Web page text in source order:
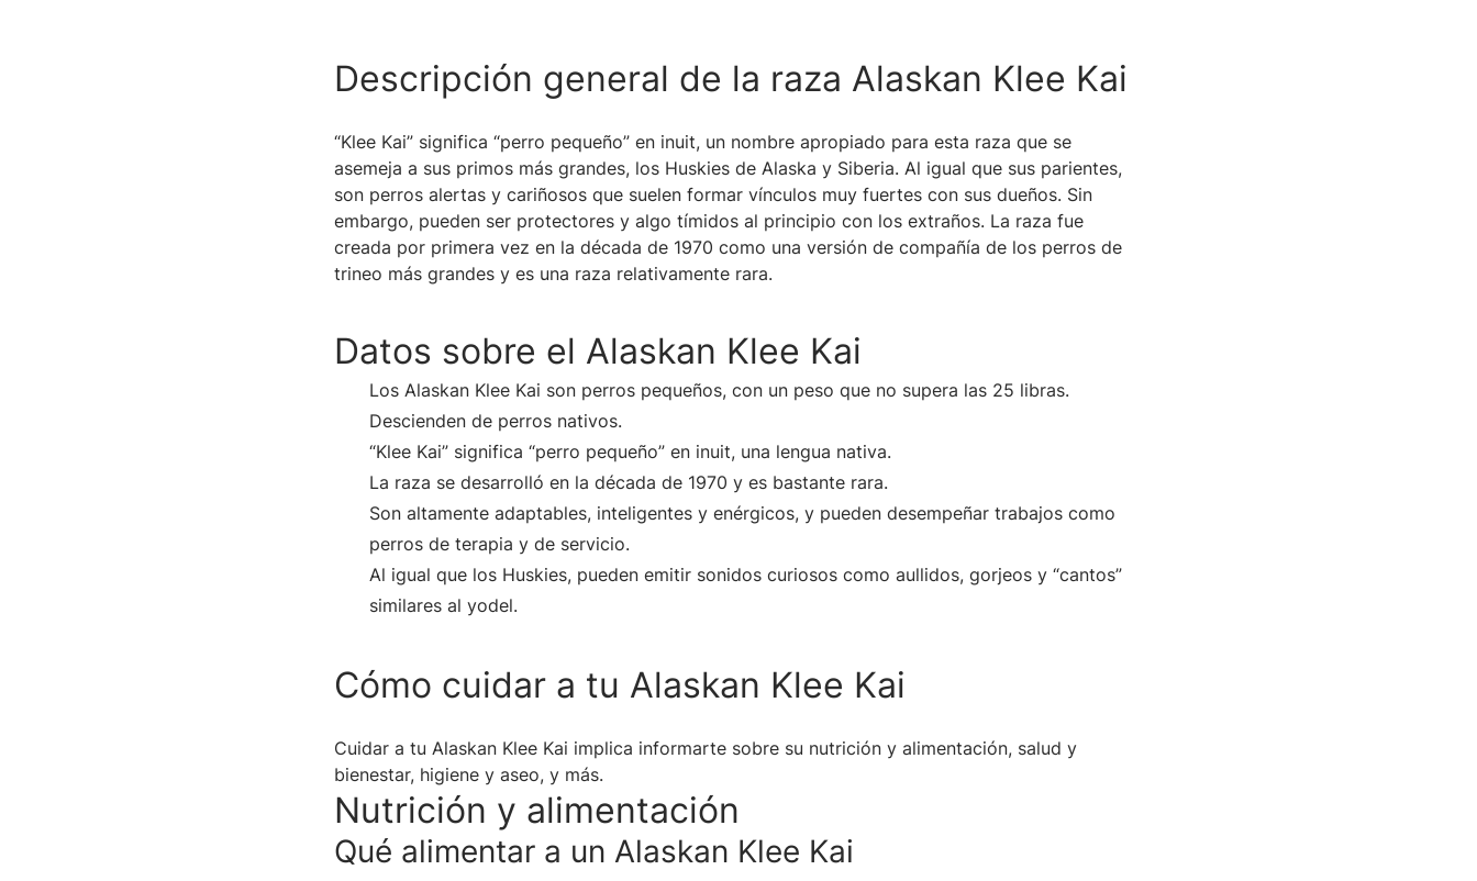
Descripción general de la raza Alaskan Klee Kai
“Klee Kai” significa “perro pequeño” en inuit, un nombre apropiado para esta raza que se
asemeja a sus primos más grandes, los Huskies de Alaska y Siberia. Al igual que sus parientes,
son perros alertas y cariñosos que suelen formar vínculos muy fuertes con sus dueños. Sin
embargo, pueden ser protectores y algo tímidos al principio con los extraños. La raza fue
creada por primera vez en la década de 1970 como una versión de compañía de los perros de
trineo más grandes y es una raza relativamente rara.
Datos sobre el Alaskan Klee Kai
Los Alaskan Klee Kai son perros pequeños, con un peso que no supera las 25 libras.
Descienden de perros nativos.
“Klee Kai” significa “perro pequeño” en inuit, una lengua nativa.
La raza se desarrolló en la década de 1970 y es bastante rara.
Son altamente adaptables, inteligentes y enérgicos, y pueden desempeñar trabajos como
perros de terapia y de servicio.
Al igual que los Huskies, pueden emitir sonidos curiosos como aullidos, gorjeos y “cantos”
similares al yodel.
Cómo cuidar a tu Alaskan Klee Kai
Cuidar a tu Alaskan Klee Kai implica informarte sobre su nutrición y alimentación, salud y
bienestar, higiene y aseo, y más.
Nutrición y alimentación
Qué alimentar a un Alaskan Klee Kai